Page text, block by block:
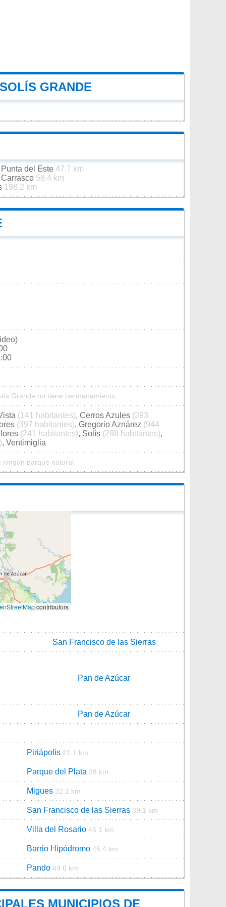
GRANDE
del Este 47.7 km
58.4 km
198.2 km
Grande no tiene hermanamiento
(141 habitantes), Cerros Azules (293
(397 habitantes), Gregorio Aznárez (944
(241 habitantes), Solís (288 habitantes),
, Ventimiglia
parque natural
contributors
San Francisco de las Sierras
Pan de Azúcar
Pan de Azúcar
Piriápolis 21.1 km
Parque del Plata 28 km
Migues 32.1 km
San Francisco de las Sierras 39.1 km
Villa del Rosario 45.1 km
Barrio Hipódromo 46.4 km
Pando 49.6 km
MUNICIPIOS DE